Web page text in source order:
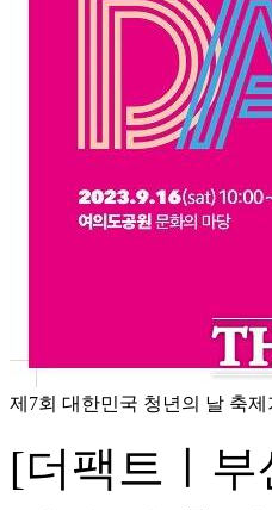
제7회 대한민국 청년의 날 축
[더팩트ㅣ부